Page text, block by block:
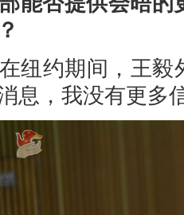
纽约期间，王毅
息，我没有更多